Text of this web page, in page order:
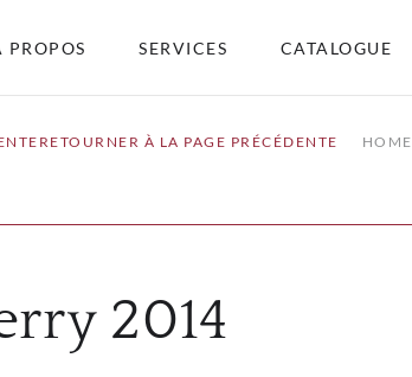
PROPOS SERVICES CATALOGUE
RETOURNER À LA PAGE PRÉCÉDENTE HOME
2014